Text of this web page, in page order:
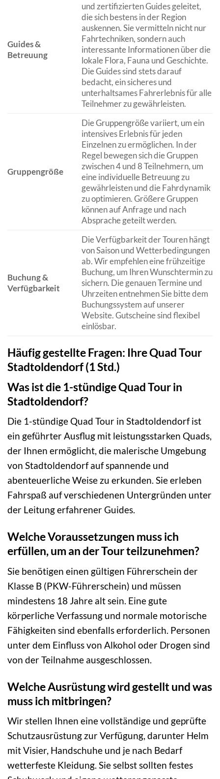
Guides &
Betreuung
und zertifizierten Guides geleitet,
die sich bestens in der Region
auskennen. Sie vermitteln nicht nur
Fahrtechniken, sondern auch
interessante Informationen über die
lokale Flora, Fauna und Geschichte.
Die Guides sind stets darauf
bedacht, ein sicheres und
unterhaltsames Fahrerlebnis für alle
Teilnehmer zu gewährleisten.
Gruppengröße
Die Gruppengröße variiert, um ein
intensives Erlebnis für jeden
Einzelnen zu ermöglichen. In der
Regel bewegen sich die Gruppen
zwischen 4 und 8 Teilnehmern, um
eine individuelle Betreuung zu
gewährleisten und die Fahrdynamik
zu optimieren. Größere Gruppen
können auf Anfrage und nach
Absprache geteilt werden.
Buchung &
Verfügbarkeit
Die Verfügbarkeit der Touren hängt
von Saison und Wetterbedingungen
ab. Wir empfehlen eine frühzeitige
Buchung, um Ihren Wunschtermin zu
sichern. Die genauen Termine und
Uhrzeiten entnehmen Sie bitte dem
Buchungssystem auf unserer
Website. Gutscheine sind flexibel
einlösbar.
Häufig gestellte Fragen: Ihre Quad Tour
Stadtoldendorf (1 Std.)
Was ist die 1-stündige Quad Tour in
Stadtoldendorf?
Die 1-stündige Quad Tour in Stadtoldendorf ist
ein geführter Ausflug mit leistungsstarken Quads,
der Ihnen ermöglicht, die malerische Umgebung
von Stadtoldendorf auf spannende und
abenteuerliche Weise zu erkunden. Sie erleben
Fahrspaß auf verschiedenen Untergründen unter
der Leitung erfahrener Guides.
Welche Voraussetzungen muss ich
erfüllen, um an der Tour teilzunehmen?
Sie benötigen einen gültigen Führerschein der
Klasse B (PKW-Führerschein) und müssen
mindestens 18 Jahre alt sein. Eine gute
körperliche Verfassung und normale motorische
Fähigkeiten sind ebenfalls erforderlich. Personen
unter dem Einfluss von Alkohol oder Drogen sind
von der Teilnahme ausgeschlossen.
Welche Ausrüstung wird gestellt und was
muss ich mitbringen?
Wir stellen Ihnen eine vollständige und geprüfte
Schutzausrüstung zur Verfügung, darunter Helm
mit Visier, Handschuhe und je nach Bedarf
wetterfeste Kleidung. Sie selbst sollten festes